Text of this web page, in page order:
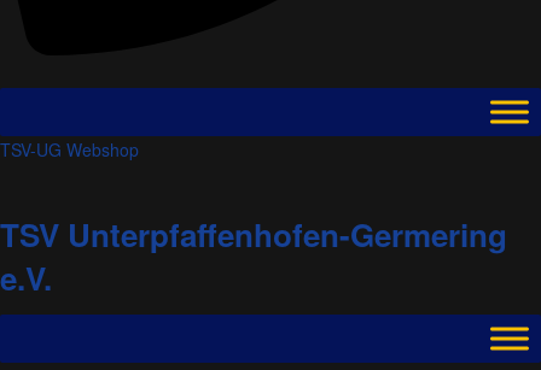
TSV-UG Webshop
TSV Unterpfaffenhofen-Germering
e.V.